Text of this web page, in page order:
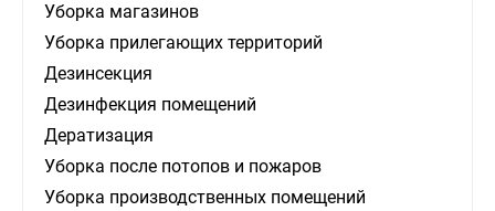
Уборка магазинов
Уборка прилегающих территорий
Дезинсекция
Дезинфекция помещений
Дератизация
Уборка после потопов и пожаров
Уборка производственных помещений